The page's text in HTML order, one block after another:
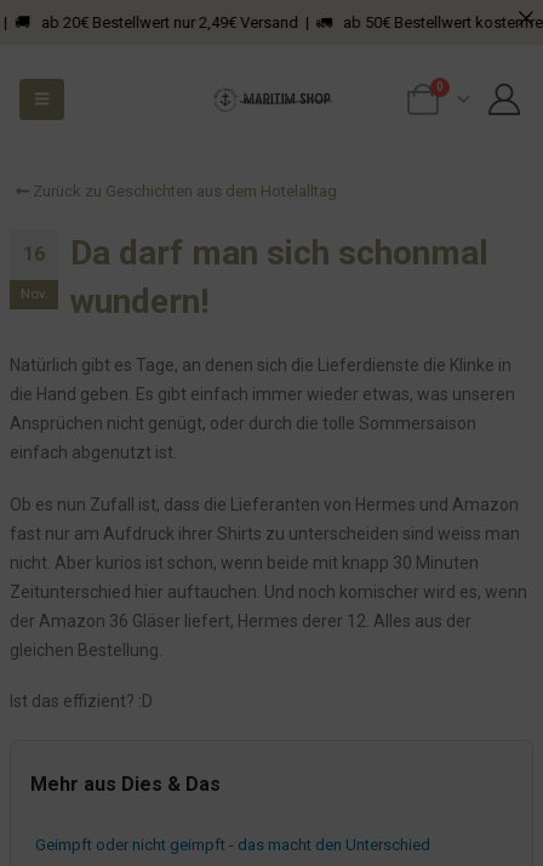
20€ Bestellwert nur 2,49€ Versand | 🚛 ab 50€ Bestellwert kostenfreier
0
Zurück zu Geschichten aus dem Hotelalltag
16
Nov.
Da darf man sich schonmal
wundern!
Natürlich gibt es Tage, an denen sich die Lieferdienste die Klinke in
die Hand geben. Es gibt einfach immer wieder etwas, was unseren
Ansprüchen nicht genügt, oder durch die tolle Sommersaison
einfach abgenutzt ist.
Ob es nun Zufall ist, dass die Lieferanten von Hermes und Amazon
fast nur am Aufdruck ihrer Shirts zu unterscheiden sind weiss man
nicht. Aber kurios ist schon, wenn beide mit knapp 30 Minuten
Zeitunterschied hier auftauchen. Und noch komischer wird es, wenn
der Amazon 36 Gläser liefert, Hermes derer 12. Alles aus der
gleichen Bestellung.
Ist das effizient? :D
Mehr aus Dies & Das
Da geht den Gästen ein Licht an
Wollt Ihr uns mal so richtig auf die Nerven gehen?
Neue Visitenkarten
Neue Artikel im Onlineshop
Ein Fernseher in der Rezeption
Ein bisschen Malern, ein bisschen aufbauen
Zack Bumm Fabelhaft
Momente der Freude und Dankbarkeit
Der Hund - Das Auto - Die Katze
Schiffstaufe - ohne Sekt und so
Lecker Flammkuchen im Angebot
Punschen am Sankelmarker See
Warum sind pinkfarbene Regenschirme irgendwie besser?
Ein ehrliches Getränk zu später Stunde
Geimpft oder nicht geimpft - das macht den Unterschied